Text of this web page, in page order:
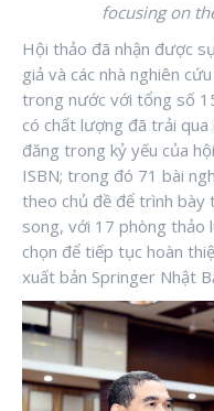
focusing on
Hội thảo đã nhận được
giả và các nhà nghiên
trong nước với tổng số
có chất lượng đã trải
đăng trong kỷ yếu của
ISBN; trong đó 71 bài
theo chủ đề để trình bày
song, với 17 phòng thảo
chọn để tiếp tục hoàn
xuất bản Springer Nhật